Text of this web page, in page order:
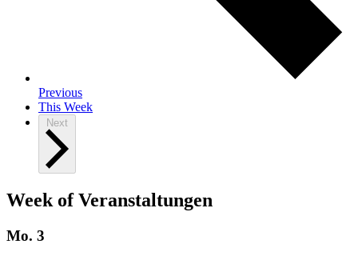
Previous
This Week
Next
Week of Veranstaltungen
Mo. 3